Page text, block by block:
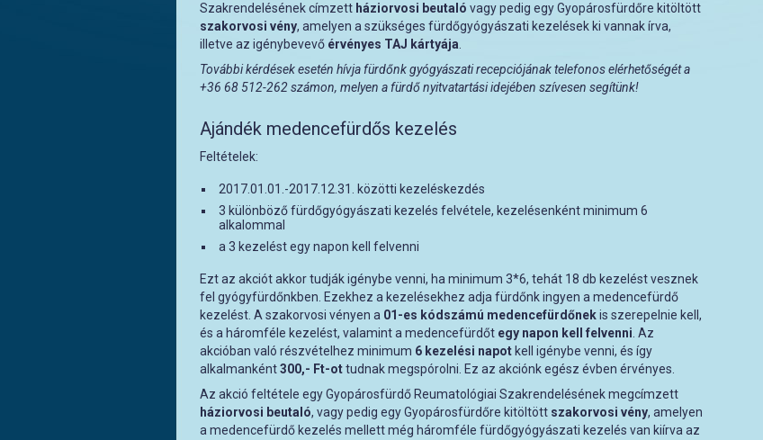
Szakrendelésének címzett háziorvosi beutaló vagy pedig egy Gyopárosfürdőre kitöltött
szakorvosi vény, amelyen a szükséges fürdőgyógyászati kezelések ki vannak írva,
illetve az igénybevevő érvényes TAJ kártyája
További kérdések esetén hívja fürdőnk gyógyászati recepciójának telefonos elérhetőségét a
+36 68 512-262 számon, melyen a fürdő nyitvatartási idejében szívesen segítünk!
Ajándék medencefürdős kezelés
Feltételek:
2017.01.01.-2017.12.31. közötti kezeléskezdés
3 különböző fürdőgyógyászati kezelés felvétele, kezelésenként minimum 6
alkalommal
a 3 kezelést egy napon kell felvenni
Ezt az akciót akkor tudják igénybe venni, ha minimum 3*6, tehát 18 db kezelést vesznek
fel gyógyfürdőnkben. Ezekhez a kezelésekhez adja fürdőnk ingyen a medencefürdő
kezelést. A szakorvosi vényen a 01-es kódszámú medencefürdőnekis szerepelnie kell,
és a háromféle kezelést, valamint a medencefürdőt egy napon kell felvenni . Az
akcióban való részvételhez minimum 6 kezelési napot kell igénybe venni, és így
alkalmanként300,- Ft-ottudnak megspórolni. Ez az akciónk egész évben érvényes.
Az akció feltétele egy Gyopárosfürdő Reumatológiai Szakrendelésének megcímzett
háziorvosi beutaló, vagy pedig egy Gyopárosfürdőre kitöltött szakorvosi vény, amelyen
a medencefürdő kezelés mellett még háromféle fürdőgyógyászati kezelés van kiírva az